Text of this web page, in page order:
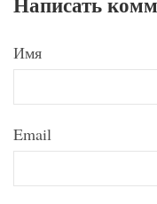
Имя
Email